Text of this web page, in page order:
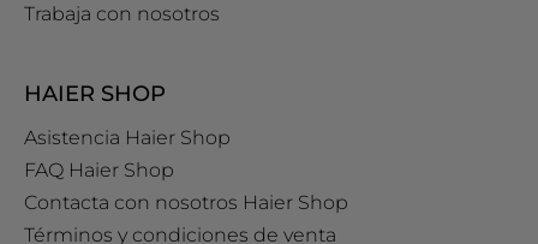
Trabaja con nosotros
HAIER SHOP
Asistencia Haier Shop
FAQ Haier Shop
Contacta con nosotros Haier Shop
Términos y condiciones de venta